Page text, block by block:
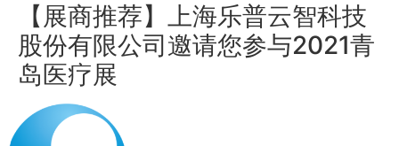
【展商推荐】上海乐普云智科技
股份有限公司邀请您参与2021青
岛医疗展